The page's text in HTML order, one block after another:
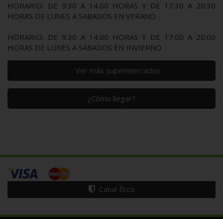
HORARIO: DE 9:30 A 14.00 HORAS Y DE 17:30 A 20:30
HORAS DE LUNES A SABADOS EN VERANO
HORARIO: DE 9:30 A 14.00 HORAS Y DE 17:00 A 20:00
HORAS DE LUNES A SABADOS EN INVIERNO
Ver más supermercados
¿Cómo llegar?
Canal Ético